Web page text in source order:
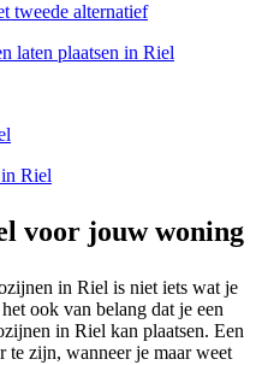
tweede alternatief
laten plaatsen in Riel
Riel
voor jouw woning
in Riel is niet iets wat je
ook van belang dat je een
in Riel kan plaatsen. Een
te zijn, wanneer je maar weet